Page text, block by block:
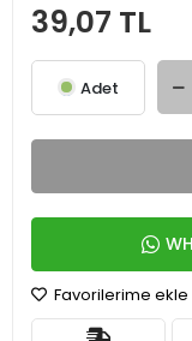
39,07 TL
Adet
Favorilerime ekle